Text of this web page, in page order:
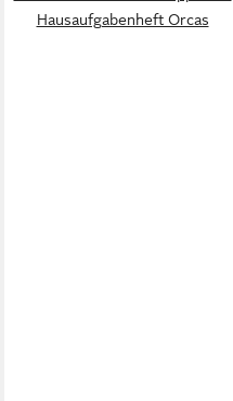
Hausaufgabenheft Orcas